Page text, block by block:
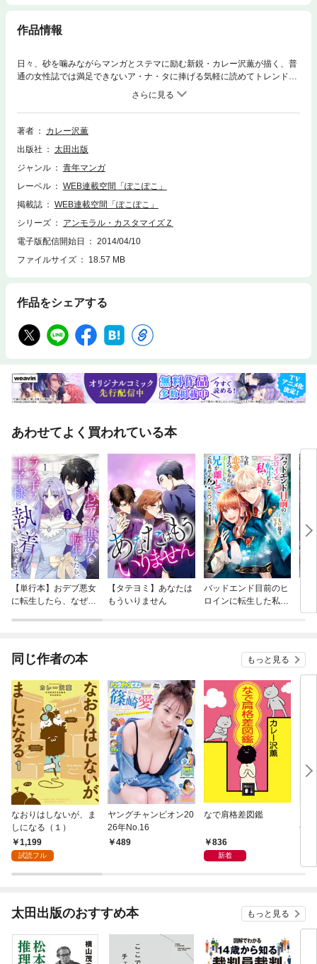
作品情報
日々、砂を噛みながらマンガとステマに励む新鋭・カレー沢薫が描く、普
通の女性誌では満足できないア・ナ・タに捧げる気軽に読めてトレンドが
わかっちゃうかもしれないギャグマンガなんだビー! (ビッチ)風俗情報誌
『風俗大王』や牛丼雑誌『月刊牛丼』で知られるグリズリー出版が、社長
の思いつきで女性ファッション誌『カスタマイズ』を創刊!男しかいない編
集部は途方に暮れるが、そこに現れたムササビのビッチ! 残念な紅一点・
るのか――!?
著者
カレー沢薫
出版社
太田出版
ジャンル
青年マンガ
レーベル
WEB連載空間「ぽこぽこ」
掲載誌
WEB連載空間「ぽこぽこ」
シリーズ
アンモラル・カスタマイズＺ
電子版配信開始日
2014/04/10
ファイルサイズ
18.57 MB
作品をシェアする
あわせてよく買われている本
【単行本】おデブ悪女
に転生したら、なぜか
【タテヨミ】あなたは
もういりません
バッドエンド目前のヒ
ロインに転生した私、
同じ作者の本 もっと見る
なおりはしないが、ま
しになる（１）
1,199
試読フル
ヤングチャンピオン20
26年No.16
489
なで肩格差図鑑
836
新着
金
太田出版のおすすめ本 もっと見る